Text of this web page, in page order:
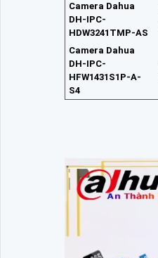
Camera Dahua
DH-IPC-
HDW3241TMP-AS
Camera Dahua
DH-IPC-
HFW1431S1P-A-
S4